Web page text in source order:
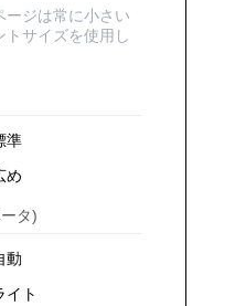
ージは常に小さい
トサイズを使用し
準
め
タ)
動
イト